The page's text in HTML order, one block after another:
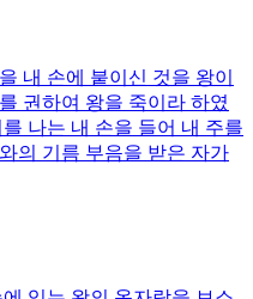
내 손에 붙이신 것을 왕이
권하여 왕을 죽이라 하였
나는 내 손을 들어 내 주를
의 기름 부음을 받은 자가